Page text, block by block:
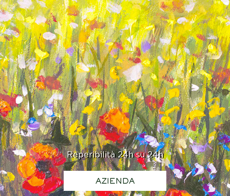
Reperibilità 24h su 24h
AZIENDA